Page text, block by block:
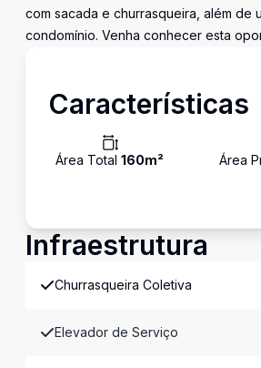
com sacada e churrasqueira, além de
condomínio. Venha conhecer esta
Características
Área Total 160m² Área
Infraestrutura
Churrasqueira Coletiva
Elevador de Serviço